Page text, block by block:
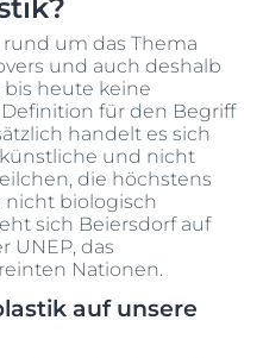
um das Thema
und auch deshalb
bis heute keine
für den Begriff
handelt es sich
und nicht
die höchstens
biologisch
sich Beiersdorf auf
UNEP, das
Nationen.
auf unsere